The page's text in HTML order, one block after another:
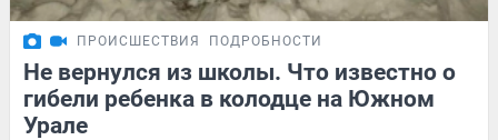
ПРОИСШЕСТВИЯ ПОДРОБНОСТИ
Не вернулся из школы. Что известно о
гибели ребенка в колодце на Южном
Урале